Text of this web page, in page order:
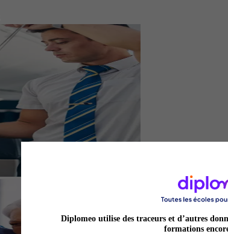
Hôtesse de l'air steward
Diplomeo utilise des traceurs et d’autres
formations